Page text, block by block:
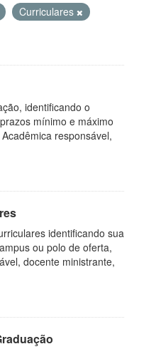
Curriculares
identificando o
mínimo e máximo
responsável,
identificando sua
ou polo de oferta,
docente ministrante,